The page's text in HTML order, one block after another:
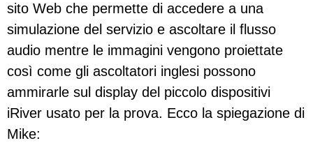
sito Web che permette di accedere a una
simulazione del servizio e ascoltare il flusso
audio mentre le immagini vengono proiettate
così come gli ascoltatori inglesi possono
ammirarle sul display del piccolo dispositivi
iRiver usato per la prova. Ecco la spiegazione di
Mike: